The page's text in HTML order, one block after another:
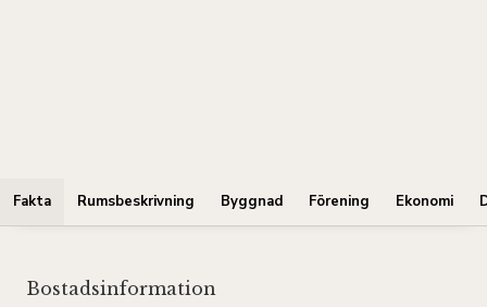
Fakta Rumsbeskrivning Byggnad Förening Ekonomi
Bostadsinformation